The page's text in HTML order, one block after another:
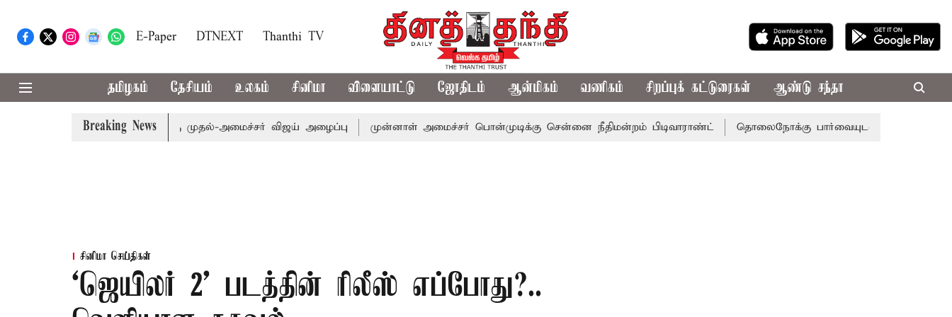
E-Paper DTNEXT Thanthi TV
தமிழகம் தேசியம் உலகம் சினிமா விளையாட்டு ஜோதிடம் ஆன்மிகம் வணிகம் சிறப்புக் கட்டுரைகள் ஆண்டு சந்தா
Breaking News
எம்.பி.க்கள் கூட்டத்துக்கு முதல்-அமைச்சர் விஜய் அழைப்பு முன்னாள் அமைச்சர் பொன்முடிக்கு சென்னை நீதிமன்றம் பிடிவாராண்ட் தொலைநோக்கு பார்வையுடன் கூடிய வேளாண்
சினிமா செய்திகள்
‘ஜெயிலர் 2' படத்தின் ரிலீஸ் எப்போது?..